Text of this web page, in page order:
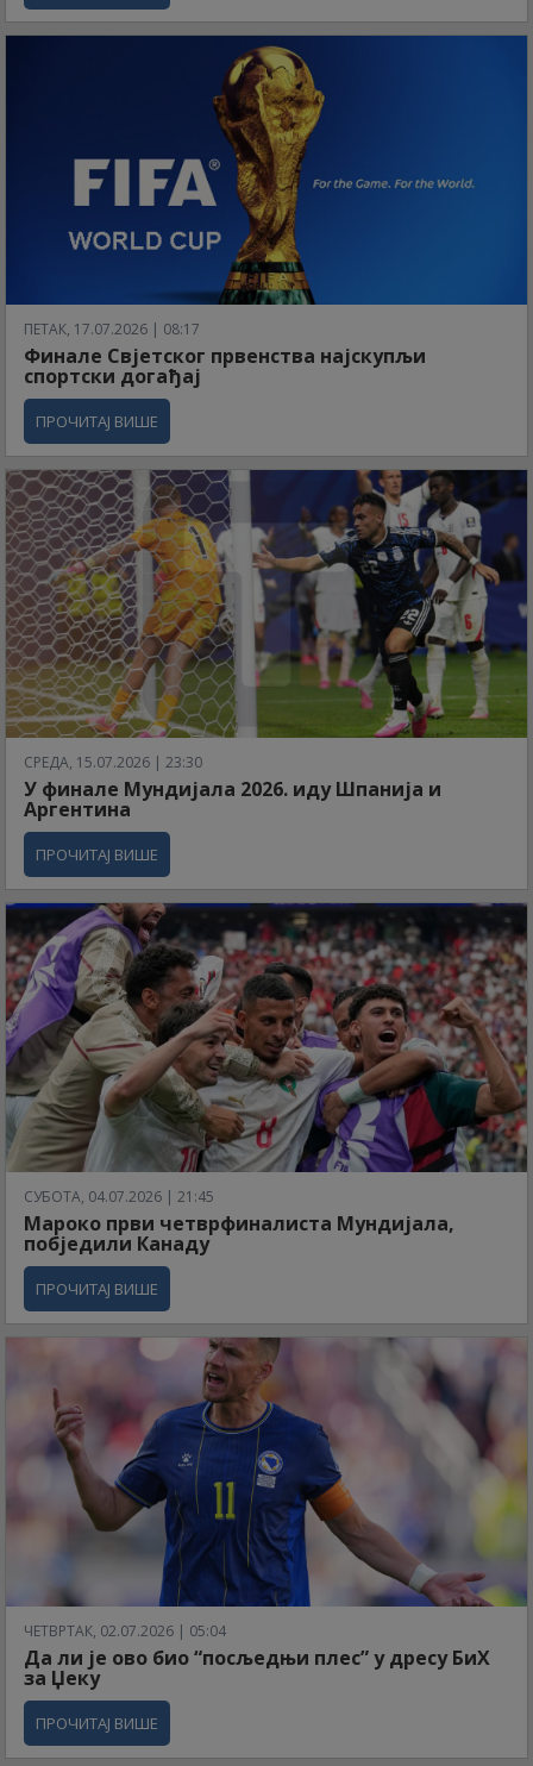
ПЕТАК, 17.07.2026 | 08:17
Финале Свјетског првенства најскупљи
спортски догађај
ПРОЧИТАЈ ВИШЕ
СРЕДА, 15.07.2026 | 23:30
У финале Мундијала 2026. иду Шпанија и
Аргентина
ПРОЧИТАЈ ВИШЕ
СУБОТА, 04.07.2026 | 21:45
Мароко први четврфиналиста Мундијала,
побједили Канаду
ПРОЧИТАЈ ВИШЕ
ЧЕТВРТАК, 02.07.2026 | 05:04
Да ли је ово био “посљедњи плес” у дресу БиХ
за Џеку
ПРОЧИТАЈ ВИШЕ